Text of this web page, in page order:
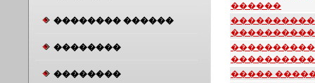
�������� ������
��������
��������
������
�����